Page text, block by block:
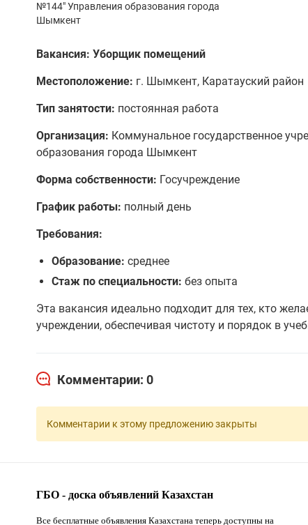
№144" Управления образования города
Шымкент
Вакансия: Уборщик помещений
Местоположение: г. Шымкент, Каратауский район
Тип занятости: постоянная работа
Организация: Коммунальное государственное
образования города Шымкент
Форма собственности: Госучреждение
График работы: полный день
Требования:
Образование: среднее
Стаж по специальности: без опыта
Эта вакансия идеально подходит для тех, кто
учреждении, обеспечивая чистоту и порядок в
Комментарии: 0
Комментарии к этому предложению закрыты
ГБО - доска объявлений Казахстан
Все бесплатные объявления Казахстана теперь доступны на